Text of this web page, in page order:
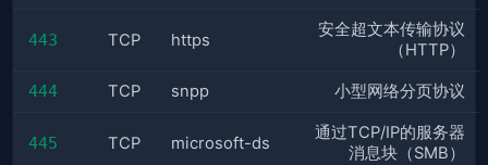
443 TCP https
安全超文本传输协议
（HTTP）
444 TCP snpp 小型网络分页协议
445 TCP microsoft-ds
通过TCP/IP的服务器
消息块（SMB）